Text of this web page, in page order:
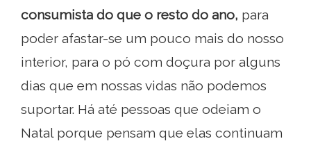
consumista do que o resto do ano, para
poder afastar-se um pouco mais do nosso
interior, para o pó com doçura por alguns
dias que em nossas vidas não podemos
suportar. Há até pessoas que odeiam o
Natal porque pensam que elas continuam